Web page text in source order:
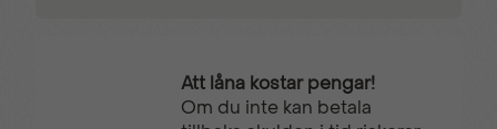
Att låna kostar pengar!
Om du inte kan betala